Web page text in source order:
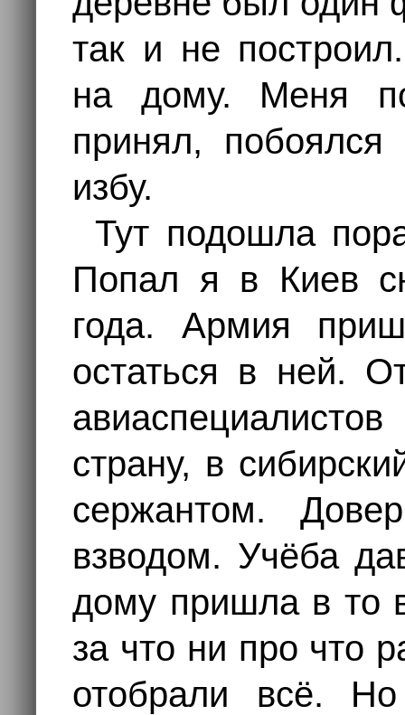
так и не
на дому. Меня
принял,
избу.
Тут подошла
Попал я в Киев
года. Армия
остаться в ней.
страну, в
сержантом.
взводом. Учёба
дому пришла в то
за что ни про что
отобрали всё.